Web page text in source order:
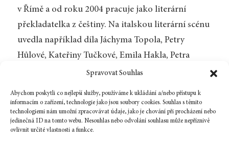
Spravovat Souhlas
Abychom poskytli co nejlepší služby, používáme k ukládání a/nebo přístupu k
informacím o zařízení, technologie jako jsou soubory cookies. Souhlas s těmito
technologiemi nám umožní zpracovávat údaje, jako je chování při procházení nebo
jedinečná ID na tomto webu. Nesouhlas nebo odvolání souhlasu může nepříznivě
ovlivnit určité vlastnosti a funkce.
v Římě a od roku 2004 pracuje jako literární
překladatelka z češtiny. Na italskou literární scénu
uvedla například díla Jáchyma Topola, Petry
Hůlové, Kateřiny Tučkové, Emila Hakla, Petra
Krále, Terezy Boučkové nebo Bianky Bellové. Je
(2007, Annina cesta) aDare il resto e poi sorridere
(2015, Dávat nazpět a usmívat se).